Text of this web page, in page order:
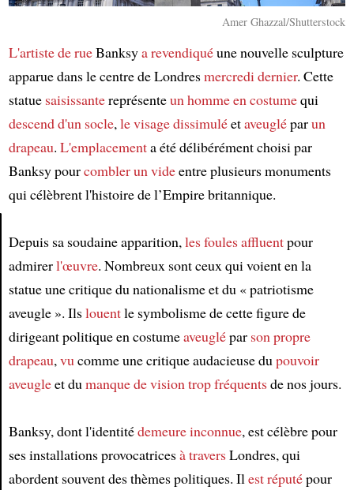
Article
Amer Ghazzal/Shutterstock
L'artiste de rueBanksya revendiquéune nouvelle sculpture
apparue dans le centre de Londresmercredi dernier. Cette
statue saisissantereprésenteun homme en costumequi
descend d'un socle, le visage dissimuléetaveugléparun
drapeau. L'emplacementa été délibérément choisi par
Banksy pourcombler un videentre plusieurs monuments
qui célèbrent l'histoire de l’Empire britannique.
Depuis sa soudaine apparition, les foules affluentpour
admirerl'œuvre. Nombreux sont ceux qui voient en la
statue une critique du nationalisme et du « patriotisme
aveugle ». Ilslouentle symbolisme de cette figure de
dirigeant politique en costumeaveuglépar son propre
drapeau, vu comme une critique audacieuse du pouvoir
aveugleet du manque de vision trop fréquentsde nos jours.
Banksy, dont l'identitédemeure inconnue, est célèbre pour
ses installations provocatricesà traversLondres, qui
abordent souvent des thèmes politiques. Il est réputépour